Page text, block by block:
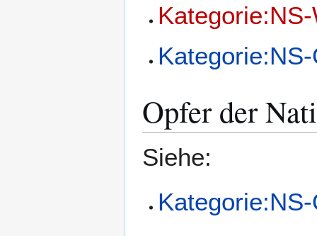
Opfer der
Siehe: